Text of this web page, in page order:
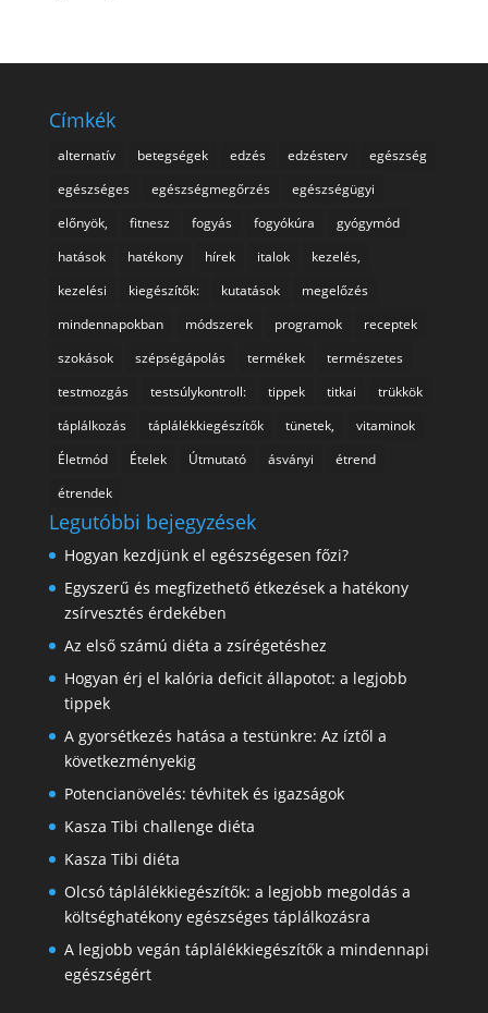
Címkék
alternatív betegségek edzés edzésterv
egészség
egészséges
egészségmegőrzés
egészségügyi
előnyök,
fitnesz fogyás fogyókúra
gyógymód
hatások
hatékony hírek italok
kezelés,
kezelési
kiegészítők: kutatások
megelőzés
mindennapokban
módszerek programok
receptek
szokások
szépségápolás termékek
természetes
testmozgás
testsúlykontroll: tippek titkai
trükkök
táplálkozás
táplálékkiegészítők tünetek,
vitaminok
Életmód
Ételek Útmutató ásványi
étrend
étrendek
Legutóbbi bejegyzések
Hogyan kezdjünk el egészségesen főzi?
Egyszerű és megfizethető étkezések a hatékony
zsírvesztés érdekében
Az első számú diéta a zsírégetéshez
Hogyan érj el kalória deficit állapotot: a legjobb
tippek
A gyorsétkezés hatása a testünkre: Az íztől a
következményekig
Potencianövelés: tévhitek és igazságok
Kasza Tibi challenge diéta
Kasza Tibi diéta
Olcsó táplálékkiegészítők: a legjobb megoldás a
költséghatékony egészséges táplálkozásra
A legjobb vegán táplálékkiegészítők a mindennapi
egészségért